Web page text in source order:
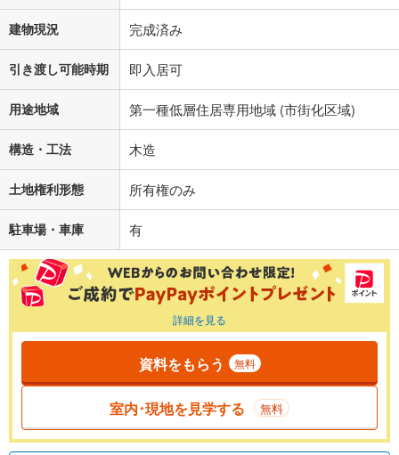
建物現況 完成済み
引き渡し可能時期 即入居可
用途地域 第一種低層住居専用地域 (市街化区域)
構造・工法 木造
土地権利形態 所有権のみ
駐車場・車庫 有
詳細を見る
資料をもらう 無料
室内･現地を見学する 無料